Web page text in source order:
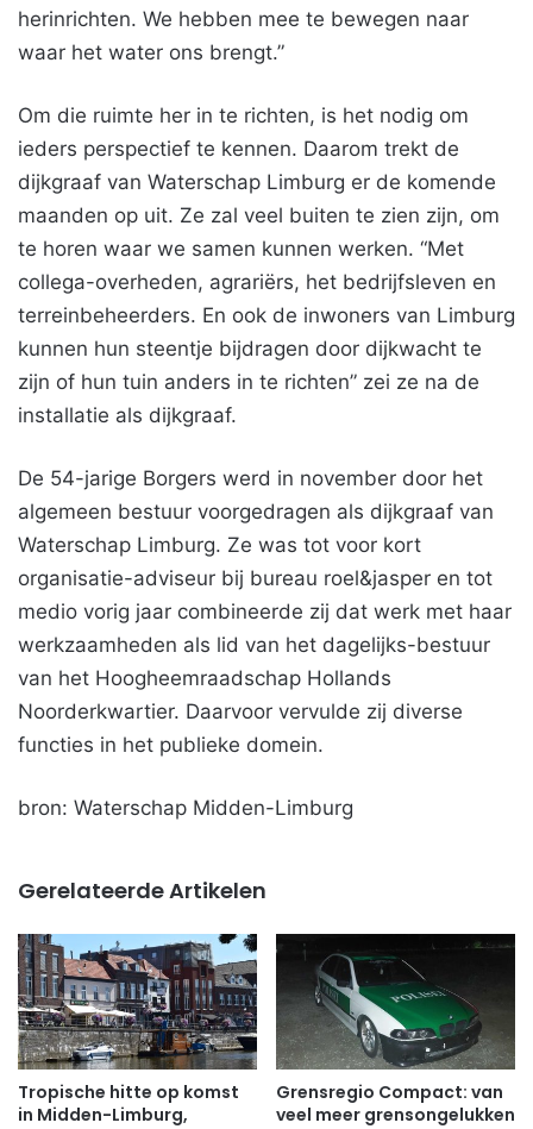
herinrichten. We hebben mee te bewegen naar
waar het water ons brengt.”
Om die ruimte her in te richten, is het nodig om
ieders perspectief te kennen. Daarom trekt de
dijkgraaf van Waterschap Limburg er de komende
maanden op uit. Ze zal veel buiten te zien zijn, om
te horen waar we samen kunnen werken. “Met
collega-overheden, agrariërs, het bedrijfsleven en
terreinbeheerders. En ook de inwoners van Limburg
kunnen hun steentje bijdragen door dijkwacht te
zijn of hun tuin anders in te richten” zei ze na de
installatie als dijkgraaf.
De 54-jarige Borgers werd in november door het
algemeen bestuur voorgedragen als dijkgraaf van
Waterschap Limburg. Ze was tot voor kort
organisatie-adviseur bij bureau roel&jasper en tot
medio vorig jaar combineerde zij dat werk met haar
werkzaamheden als lid van het dagelijks-bestuur
van het Hoogheemraadschap Hollands
Noorderkwartier. Daarvoor vervulde zij diverse
functies in het publieke domein.
bron: Waterschap Midden-Limburg
Gerelateerde Artikelen
Tropische hitte op komst
in Midden-Limburg,
Grensregio Compact: van
veel meer grensongelukken